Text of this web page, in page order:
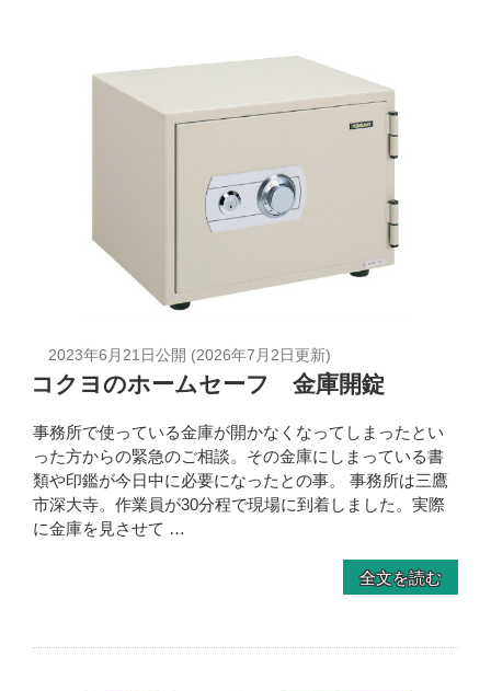
2023年6月21日公開 (2026年7月2日更新)
コクヨのホームセーフ 金庫開錠
事務所で使っている金庫が開かなくなってしまったとい
った方からの緊急のご相談。その金庫にしまっている書
類や印鑑が今日中に必要になったとの事。 事務所は三鷹
市深大寺。作業員が30分程で現場に到着しました。実際
に金庫を見させて …
全文を読む